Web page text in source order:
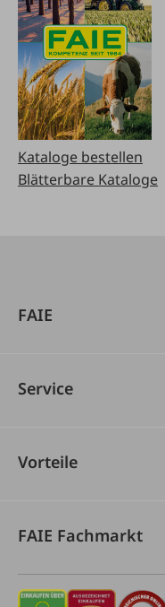
Kataloge bestellen
Blätterbare Kataloge
FAIE
Service
Vorteile
FAIE Fachmarkt